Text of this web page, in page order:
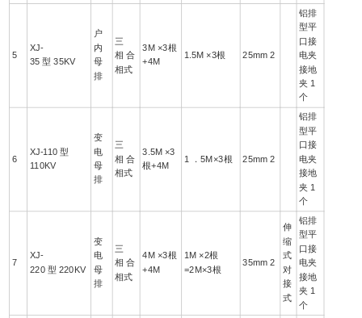
5
XJ-
35 型 35KV
户
内
母
排
三
相 合
相式
3M ×3根
+4M
1.5M ×3根 25mm 2
铝排
型平
口接
电夹
接地
夹 1
个
6
XJ-110 型
110KV
变
电
母
排
三
相 合
相式
3.5M ×3
根+4M
1 ．5M×3根 25mm 2
铝排
型平
口接
电夹
接地
夹 1
个
7
XJ-
220 型 220KV
变
电
母
排
三
相 合
相式
4M ×3根
+4M
1M ×2根
=2M×3根
35mm 2
伸
缩
式
对
接
式
铝排
型平
口接
电夹
接地
夹 1
个